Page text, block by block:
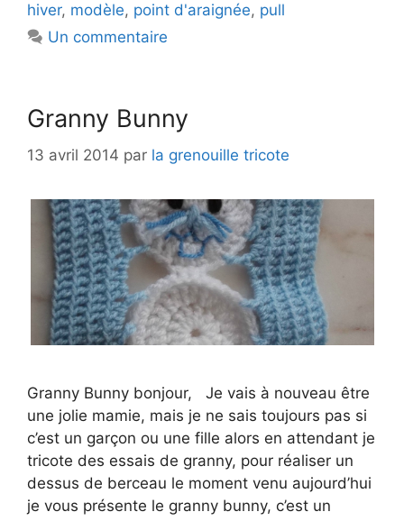
hiver, modèle, point d'araignée, pull
Un commentaire
Granny Bunny
13 avril 2014 par la grenouille tricote
Granny Bunny bonjour, Je vais à nouveau être
une jolie mamie, mais je ne sais toujours pas si
c’est un garçon ou une fille alors en attendant je
tricote des essais de granny, pour réaliser un
dessus de berceau le moment venu aujourd’hui
je vous présente le granny bunny, c’est un